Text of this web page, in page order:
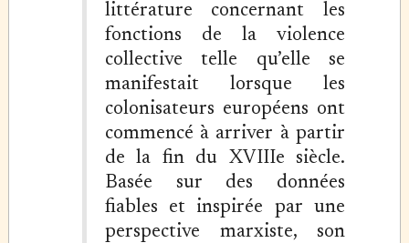
littérature concernant les
fonctions de la violence
collective telle qu’elle se
manifestait lorsque les
colonisateurs européens ont
commencé à arriver à partir
de la fin du XVIIIe siècle.
Basée sur des données
fiables et inspirée par une
perspective marxiste, son